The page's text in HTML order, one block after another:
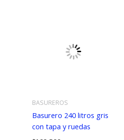
BASUREROS
Basurero 240 litros gris
con tapa y ruedas